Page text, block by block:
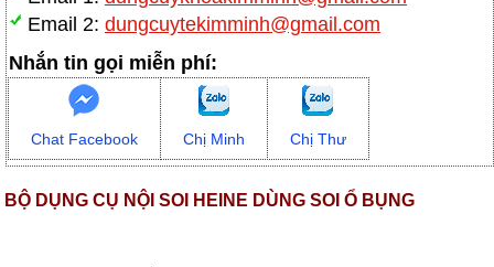
Email 2: dungcuytekimminh@gmail.com
Nhắn tin gọi miễn phí:
Chat Facebook Chị Minh Chị Thư
BỘ DỤNG CỤ NỘI SOI HEINE DÙNG SOI Ổ BỤNG